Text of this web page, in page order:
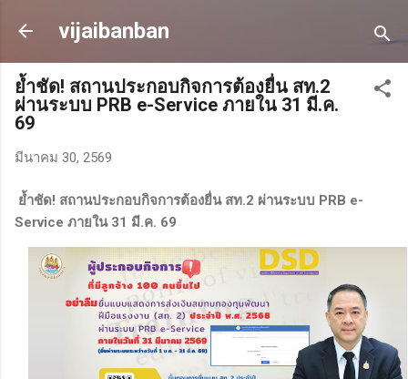
ข้ามไปที่เนื้อหาหลัก
vijaibanban
ย้ำชัด! สถานประกอบกิจการต้องยื่น สท.2
ผ่านระบบ PRB e-Service ภายใน 31 มี.ค.
69
มีนาคม 30, 2569
ย้ำชัด! สถานประกอบกิจการต้องยื่น สท.2 ผ่านระบบ PRB e-
Service ภายใน 31 มี.ค. 69